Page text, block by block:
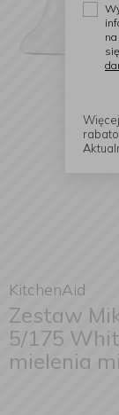
KitchenAid
Zestaw
5/175
mielenia